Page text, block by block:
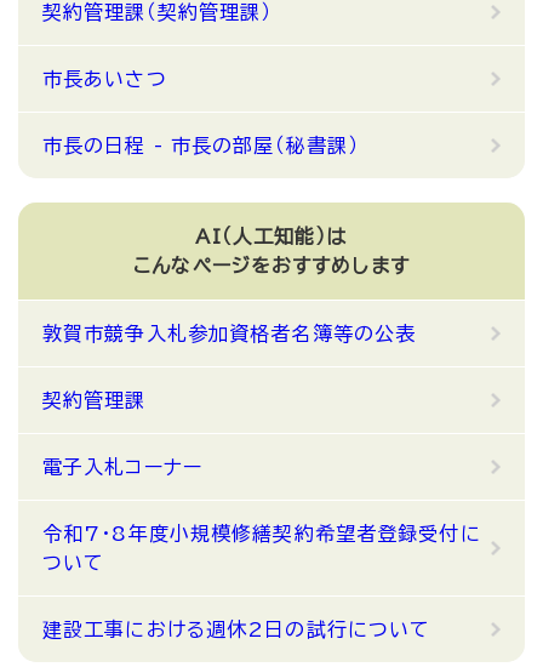
契約管理課（契約管理課）
市長あいさつ
市長の日程 - 市長の部屋（秘書課）
AI（人工知能）は
こんなページをおすすめします
敦賀市競争入札参加資格者名簿等の公表
契約管理課
電子入札コーナー
令和7・8年度小規模修繕契約希望者登録受付に
ついて
建設工事における週休2日の試行について